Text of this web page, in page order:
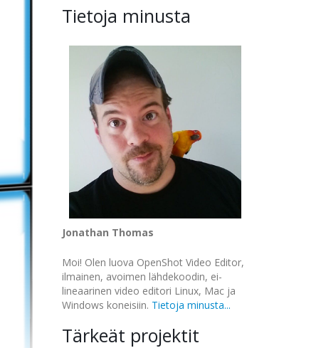
Tietoja minusta
Jonathan Thomas
Moi! Olen luova OpenShot Video Editor,
ilmainen, avoimen lähdekoodin, ei-
lineaarinen video editori Linux, Mac ja
Windows koneisiin. Tietoja minusta...
Tärkeät projektit